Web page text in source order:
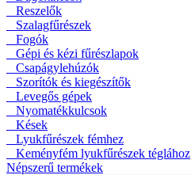
Reszelők
Szalagfűrészek
Fogók
Gépi és kézi fűrészlapok
Csapágylehúzók
Szorítók és kiegészítők
Levegős gépek
Nyomatékkulcsok
Kések
Lyukfűrészek fémhez
Keményfém lyukfűrészek téglához
Népszerű termékek